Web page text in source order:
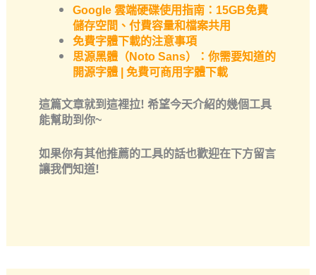
Google 雲端硬碟使用指南：15GB免費
儲存空間、付費容量和檔案共用
免費字體下載的注意事項
思源黑體（Noto Sans）：你需要知道的
開源字體 | 免費可商用字體下載
這篇文章就到這裡拉! 希望今天介紹的幾個工具
能幫助到你~
如果你有其他推薦的工具的話也歡迎在下方留言
讓我們知道!